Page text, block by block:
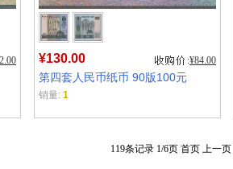
¥130.00 ¥84.00
第四套人民币纸币 90版100元
销量: 1
119条记录 1/6页 首页 上一页